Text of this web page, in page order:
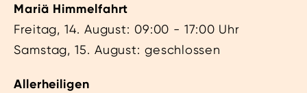
Mariä Himmelfahrt
Freitag, 14. August: 09:00 - 17:00 Uhr
Samstag, 15. August: geschlossen
Allerheiligen